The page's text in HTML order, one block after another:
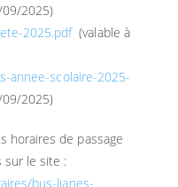
2025)
2025.pdf(valable à
annee-scolaire-2025-
2025)
horaires de passage
sur le site :
bus-lianes-